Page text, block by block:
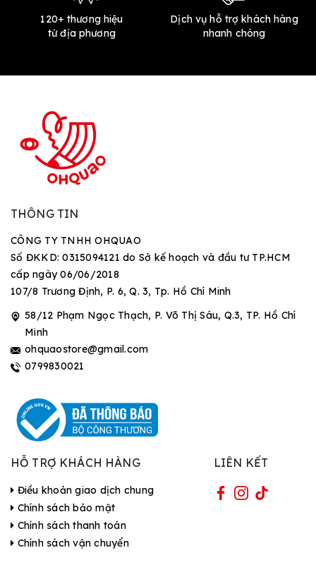
120+ thương hiệu
từ địa phương
Dịch vụ hỗ trợ khách hàng
nhanh chóng
THÔNG TIN
CÔNG TY TNHH OHQUAO
Số ĐKKD: 0315094121 do Sở kế hoạch và đầu tư TP.HCM
cấp ngày 06/06/2018
107/8 Trương Định, P. 6, Q. 3, Tp. Hồ Chí Minh
58/12 Phạm Ngọc Thạch, P. Võ Thị Sáu, Q.3, TP. Hồ Chí
Minh
ohquaostore@gmail.com
0799830021
HỖ TRỢ KHÁCH HÀNG
Điều khoản giao dịch chung
Chính sách bảo mật
Chính sách thanh toán
Chính sách vận chuyển
LIÊN KẾT